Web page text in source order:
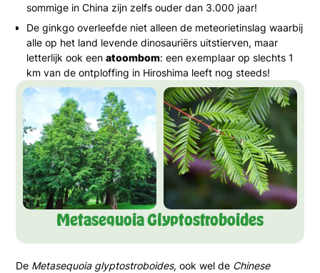
sommige in China zijn zelfs ouder dan 3.000 jaar!
De ginkgo overleefde niet alleen de meteorietinslag waarbij
alle op het land levende dinosauriërs uitstierven, maar
letterlijk ook een atoombom: een exemplaar op slechts 1
km van de ontploffing in Hiroshima leeft nog steeds!
Metasequoia Glyptostroboides
De Metasequoia glyptostroboides, ook wel de Chinese